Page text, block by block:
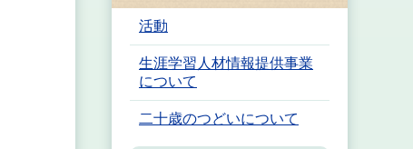
活動
生涯学習人材情報提供事業
について
二十歳のつどいについて